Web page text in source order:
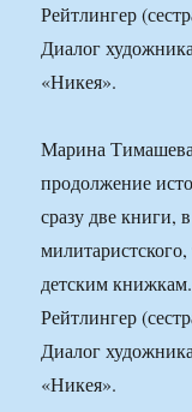
Рейтлингер
Диалог
«Никея».
Марина
продолжение
сразу две книги,
детским
Рейтлингер
Диалог
«Никея».